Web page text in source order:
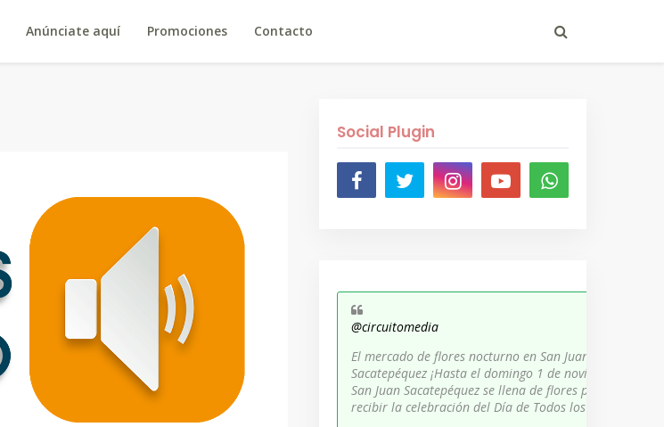
Anúnciate aquí Promociones Contacto
Social Plugin
@circuitomedia
El mercado de flores nocturno en San Juan
Sacatepéquez ¡Hasta el domingo 1 de noviembre,
San Juan Sacatepéquez se llena de flores para
recibir la celebración del Día de Todos los Santos!